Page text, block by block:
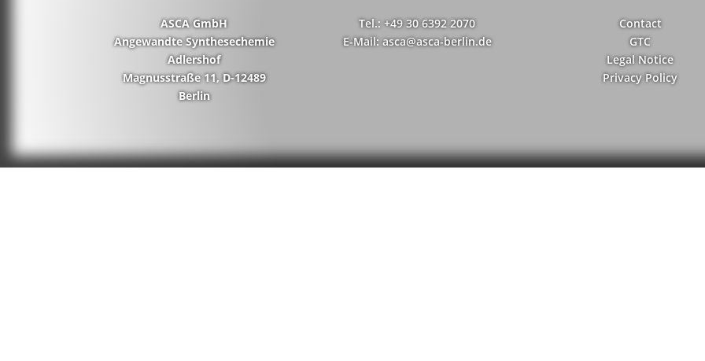
ASCA GmbH
Angewandte Synthesechemie
Adlershof
Magnusstraße 11, D-12489
Berlin
Tel.: +49 30 6392 2070
E-Mail: asca@asca-berlin.de
Contact
GTC
Legal Notice
Privacy Policy